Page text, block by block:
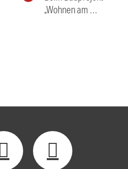
„Wohnen am …